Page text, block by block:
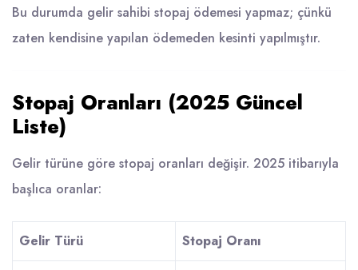
Bu durumda gelir sahibi stopaj ödemesi yapmaz; çünkü
zaten kendisine yapılan ödemeden kesinti yapılmıştır.
Stopaj Oranları (2025 Güncel
Liste)
Gelir türüne göre stopaj oranları değişir. 2025 itibarıyla
başlıca oranlar:
Gelir Türü Stopaj Oranı